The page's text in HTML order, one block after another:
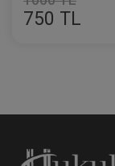
750 TL